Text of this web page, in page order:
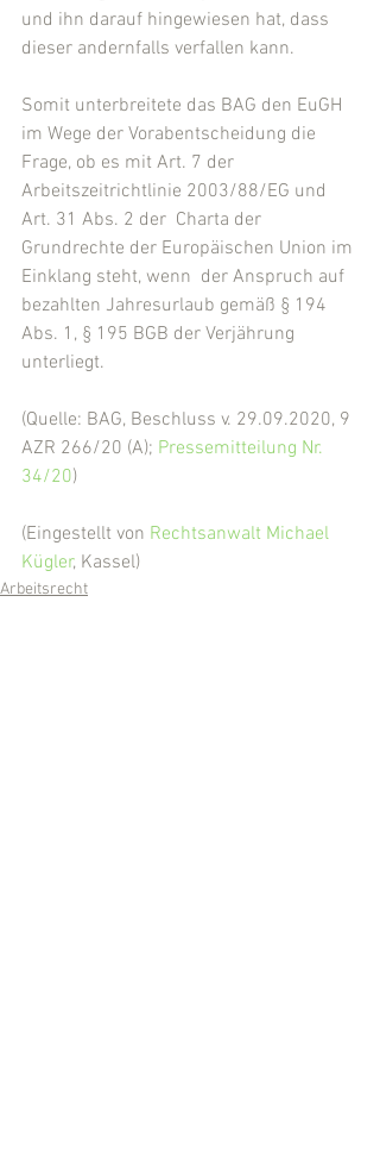
und ihn darauf hingewiesen hat, dass
dieser andernfalls verfallen kann.
Somit unterbreitete das BAG den EuGH
im Wege der Vorabentscheidung die
Frage, ob es mit Art. 7 der
Arbeitszeitrichtlinie 2003/88/EG und
Art. 31 Abs. 2 der  Charta der
Grundrechte der Europäischen Union im
Einklang steht, wenn  der Anspruch auf
bezahlten Jahresurlaub gemäß § 194
Abs. 1, § 195 BGB der Verjährung
unterliegt.
(Quelle: BAG, Beschluss v. 29.09.2020, 9
AZR 266/20 (A); Pressemitteilung Nr.
34/20)
(Eingestellt von Rechtsanwalt Michael
Kügler, Kassel)
Arbeitsrecht